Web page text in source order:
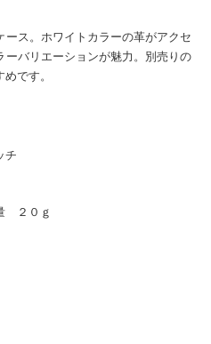
ス。ホワイトカラーの革がアクセ
バリエーションが魅力。別売りの
です。
チ
２０ｇ